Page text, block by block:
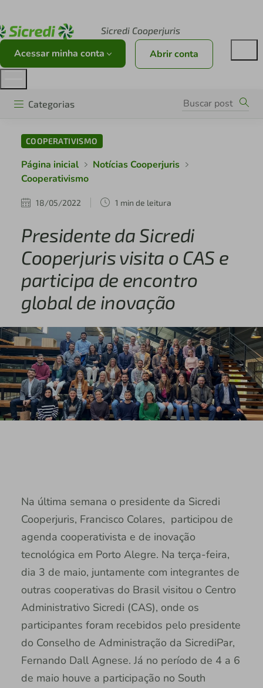
Sicredi Cooperjuris
Acessar minha conta Abrir conta
Categorias
COOPERATIVISMO
Página inicial
Notícias Cooperjuris
Cooperativismo
18/05/2022 1 min de leitura
Presidente da Sicredi
Cooperjuris visita o CAS e
participa de encontro
global de inovação
Na última semana o presidente da Sicredi
Cooperjuris, Francisco Colares, participou de
agenda cooperativista e de inovação
tecnológica em Porto Alegre. Na terça-feira,
dia 3 de maio, juntamente com integrantes de
outras cooperativas do Brasil visitou o Centro
Administrativo Sicredi (CAS), onde os
participantes foram recebidos pelo presidente
do Conselho de Administração da SicrediPar,
Fernando Dall Agnese. Já no período de 4 a 6
de maio houve a participação no South